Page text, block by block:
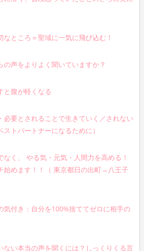
なところ＝聖域に一気に飛び込む！
の声をよりよく聞いていますか？
と腹が軽くなる
必要とされることで生きていく／されない
トパートナーになるために）
なく、 やる気・元気・人間力を高める！
始めます！！（ 東京都日の出町→八王子
気付き：自分を100%捨ててゼロに相手の
ない本当の声を聞くには？しっくりくる言